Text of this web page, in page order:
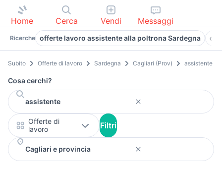
Home Cerca Vendi Messaggi
Ricerche offerte lavoro assistente alla poltrona Sardegna
Subito Offerte di lavoro Sardegna Cagliari (Prov) assistente
Cosa cerchi?
Offerte di
lavoro
Filtri